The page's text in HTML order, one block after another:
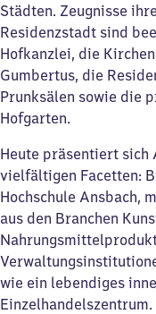
Städten. Zeugnisse
Residenzstadt sind
Hofkanzlei, die
Gumbertus, die
Prunksälen sowie die
Hofgarten.
Heute präsentiert sich
vielfältigen Facetten:
Hochschule Ansbach,
aus den Branchen
wie ein lebendiges